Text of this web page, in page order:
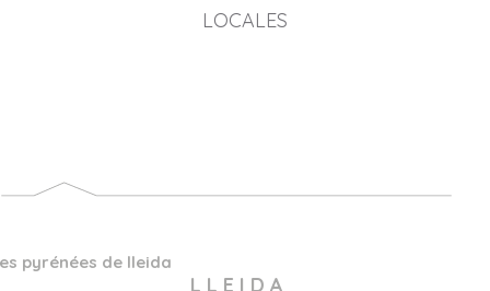
LOCALES
pyrénées de lleida
L L E I D A